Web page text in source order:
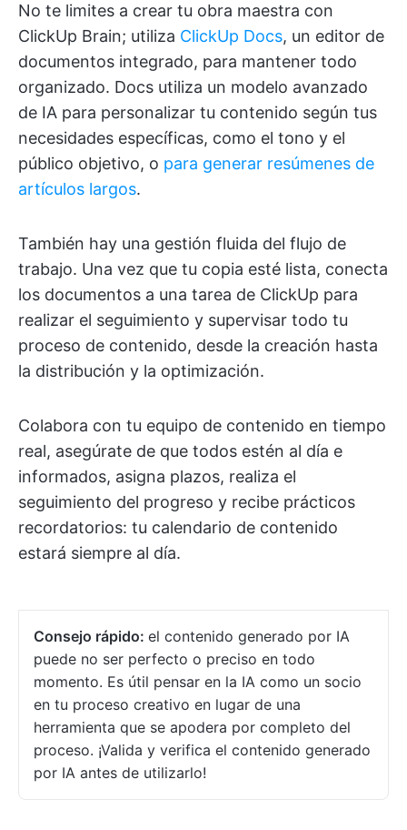
No te limites a crear tu obra maestra con
ClickUp Brain; utiliza ClickUp Docs, un editor de
documentos integrado, para mantener todo
organizado. Docs utiliza un modelo avanzado
de IA para personalizar tu contenido según tus
necesidades específicas, como el tono y el
público objetivo, o para generar resúmenes de
artículos largos.
También hay una gestión fluida del flujo de
trabajo. Una vez que tu copia esté lista, conecta
los documentos a una tarea de ClickUp para
realizar el seguimiento y supervisar todo tu
proceso de contenido, desde la creación hasta
la distribución y la optimización.
Colabora con tu equipo de contenido en tiempo
real, asegúrate de que todos estén al día e
informados, asigna plazos, realiza el
seguimiento del progreso y recibe prácticos
recordatorios: tu calendario de contenido
estará siempre al día.
Consejo rápido: el contenido generado por IA
puede no ser perfecto o preciso en todo
momento. Es útil pensar en la IA como un socio
en tu proceso creativo en lugar de una
herramienta que se apodera por completo del
proceso. ¡Valida y verifica el contenido generado
por IA antes de utilizarlo!